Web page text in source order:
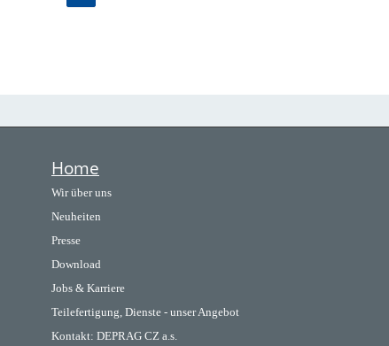
Home
Wir über uns
Neuheiten
Presse
Download
Jobs & Karriere
Teilefertigung, Dienste - unser Angebot
Kontakt: DEPRAG CZ a.s.